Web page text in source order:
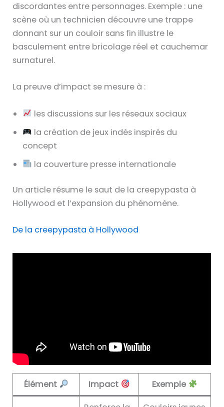
discordantes entre personnages. Exemple : une
scène où un technicien découvre une trappe
donnant sur un couloir sans fin illustre le
basculement entre bricolage réel et cauchemar
surnaturel.
La preuve d’impact se mesure à :
les discussions sur les réseaux sociaux
la création de jeux indés inspirés du
concept
la couverture presse internationale
Un article résume le saut de la creepypasta à
Hollywood et l’expansion du phénomène.
De la creepypasta à Hollywood
Élément Impact Exemple